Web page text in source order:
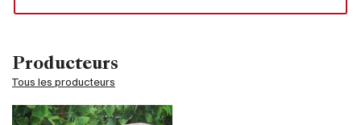
Producteurs
Tous les producteurs